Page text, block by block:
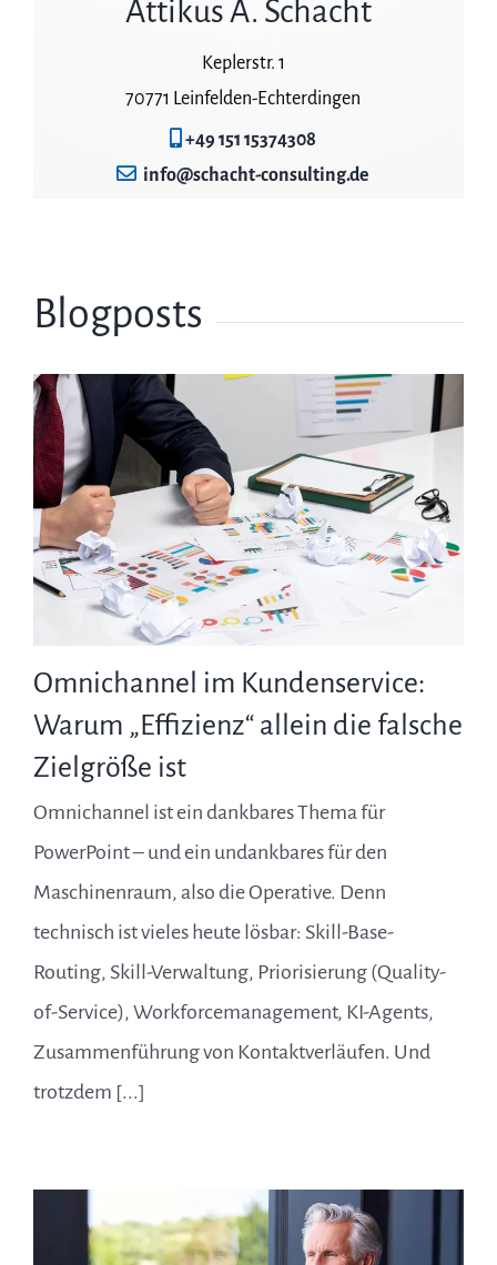
Attikus A. Schacht
Keplerstr. 1
70771 Leinfelden-Echterdingen
+49 151 15374308
info@schacht-consulting.de
Blogposts
Omnichannel im Kundenservice:
Warum „Effizienz“ allein die falsche
Zielgröße ist
Omnichannel ist ein dankbares Thema für
PowerPoint – und ein undankbares für den
Maschinenraum, also die Operative. Denn
technisch ist vieles heute lösbar: Skill-Base-
Routing, Skill-Verwaltung, Priorisierung (Quality-
of-Service), Workforcemanagement, KI-Agents,
Zusammenführung von Kontaktverläufen. Und
trotzdem [...]